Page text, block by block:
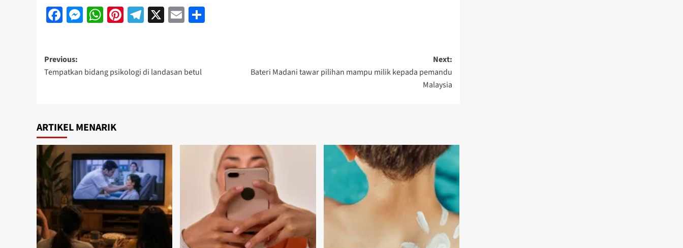
Facebook
Messenger
WhatsApp
Pinterest
Telegram
X Email
Previous:
Tempatkan bidang psikologi di landasan betul
Next:
Bateri Madani tawar pilihan mampu milik kepada pemandu
Malaysia
ARTIKEL MENARIK